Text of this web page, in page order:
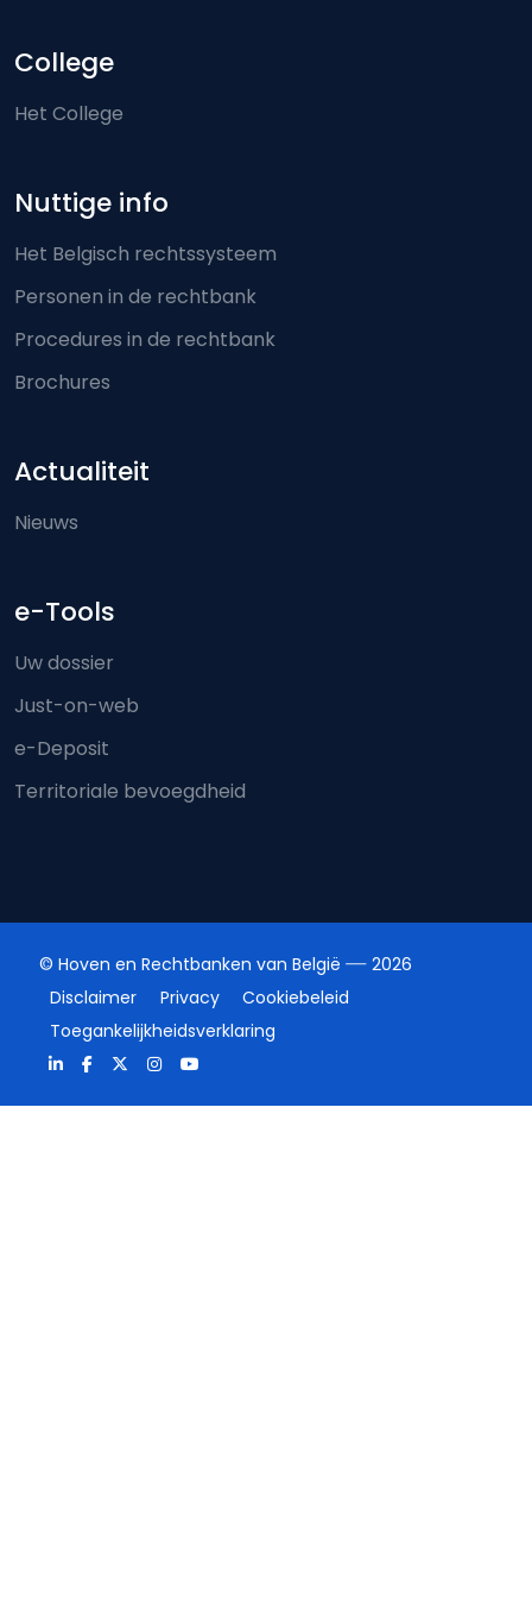
College
Het College
Nuttige info
Het Belgisch rechtssysteem
Personen in de rechtbank
Procedures in de rechtbank
Brochures
Actualiteit
Nieuws
e-Tools
Uw dossier
Just-on-web
e-Deposit
Territoriale bevoegdheid
© Hoven en Rechtbanken van België
2026
Disclaimer
Privacy
Cookiebeleid
Toegankelijkheidsverklaring